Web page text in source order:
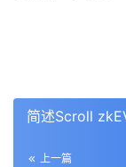
简述Scroll
上一篇